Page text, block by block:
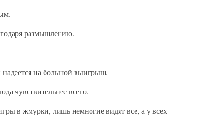
размышлению.
надеется на большой выигрыш.
чувствительнее всего.
в жмурки, лишь немногие видят все, а у всех